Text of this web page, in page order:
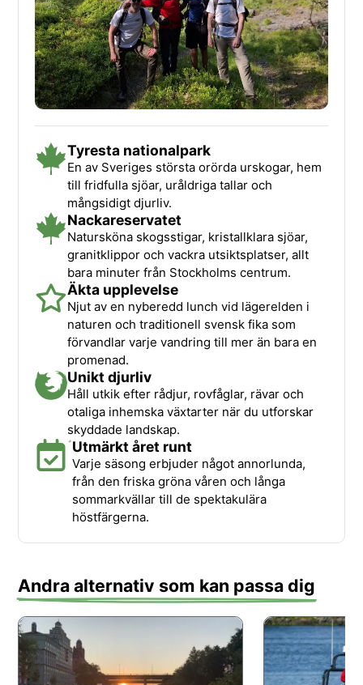
Tyresta nationalpark
En av Sveriges största orörda urskogar, hem
till fridfulla sjöar, uråldriga tallar och
mångsidigt djurliv.
Nackareservatet
Natursköna skogsstigar, kristallklara sjöar,
granitklippor och vackra utsiktsplatser, allt
bara minuter från Stockholms centrum.
Äkta upplevelse
Njut av en nyberedd lunch vid lägerelden i
naturen och traditionell svensk fika som
förvandlar varje vandring till mer än bara en
promenad.
Unikt djurliv
Håll utkik efter rådjur, rovfåglar, rävar och
otaliga inhemska växtarter när du utforskar
skyddade landskap.
Utmärkt året runt
Varje säsong erbjuder något annorlunda,
från den friska gröna våren och långa
sommarkvällar till de spektakulära
höstfärgerna.
Andra alternativ som kan passa dig